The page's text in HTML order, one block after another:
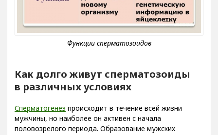
в различных условиях
мужчины, но наиболее он активен с начала
половозрелого периода. Образование мужских
половых клеток происходит в семенниках яичек и